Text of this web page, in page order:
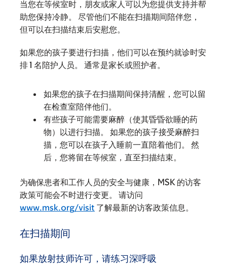
当您在等候室时，朋友或家人可以为您提供支持并帮
助您保持冷静。 尽管他们不能在扫描期间陪伴您，
但可以在扫描结束后安慰您。
如果您的孩子要进行扫描，他们可以在预约就诊时安
排 1 名陪护人员。 通常是家长或照护者。
如果您的孩子在扫描期间保持清醒，您可以留
在检查室陪伴他们。
有些孩子可能需要麻醉（使其昏昏欲睡的药
物）以进行扫描。 如果您的孩子接受麻醉扫
描，您可以在孩子入睡前一直陪着他们。 然
后，您将留在等候室，直至扫描结束。
为确保患者和工作人员的安全与健康，MSK 的访客
政策可能会不时进行变更。 请访问
www.msk.org/visit 了解最新的访客政策信息。
在扫描期间
如果放射技师许可，请练习深呼吸